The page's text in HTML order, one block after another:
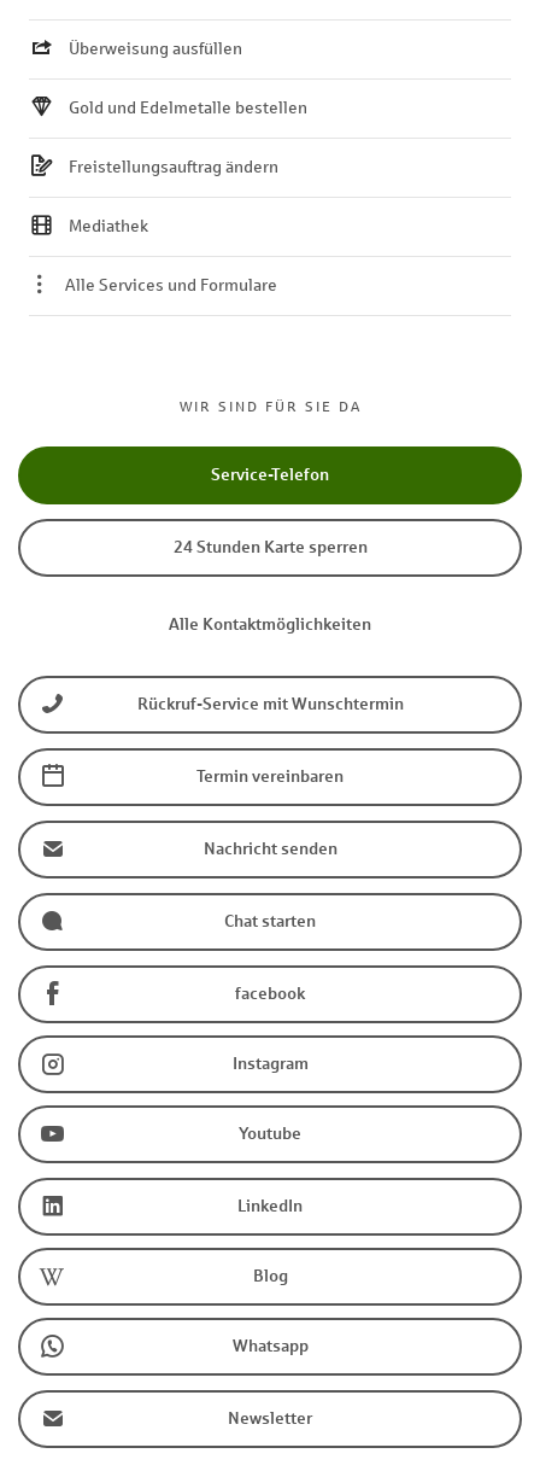
WIR SIND FÜR SIE DA
Service-Telefon
24 Stunden Karte sperren
Alle Kontaktmöglichkeiten
Rückruf-Service mit Wunschtermin
Termin vereinbaren
Nachricht senden
Chat starten
facebook
Instagram
Youtube
LinkedIn
Blog
Whatsapp
Newsletter
Überweisung ausfüllen
Gold und Edelmetalle bestellen
Freistellungsauftrag ändern
Mediathek
Alle Services und Formulare